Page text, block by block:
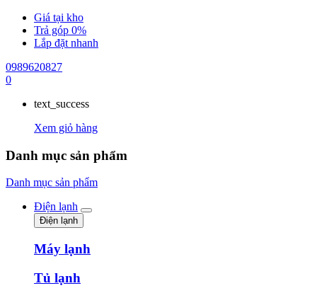
Giá tại kho
Trả góp 0%
Lắp đặt nhanh
0989620827
0
text_success
Xem giỏ hàng
Danh mục sản phẩm
Danh mục sản phẩm
Điện lạnh
Điện lạnh
Máy lạnh
Tủ lạnh